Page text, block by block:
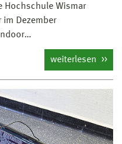
Hochschule Wismar
im Dezember
weiterlesen